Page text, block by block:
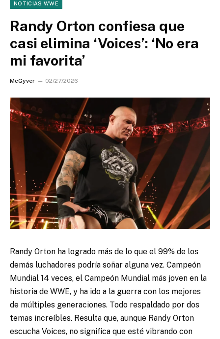
NOTICIAS WWE
Randy Orton confiesa que
casi elimina ‘Voices’: ‘No era
mi favorita’
McGyver 02/27/2026
Randy Orton ha logrado más de lo que el 99% de los
demás luchadores podría soñar alguna vez. Campeón
Mundial 14 veces, el Campeón Mundial más joven en la
historia de WWE, y ha ido a la guerra con los mejores
de múltiples generaciones. Todo respaldado por dos
temas increíbles. Resulta que, aunque Randy Orton
escucha Voices, no significa que esté vibrando con